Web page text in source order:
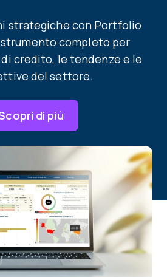
strategiche con Portfolio
completo per
credito, le tendenze e le
del settore.
di più